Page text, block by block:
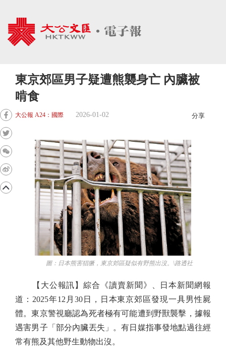
東京郊區男子疑遭熊襲身亡 內臟被
啃食
大公報 A24：國際 2026-01-02 分享
圖：日本熊害猖獗，東京郊區疑似有野熊出沒。\路透社
【大公報訊】綜合《讀賣新聞》、日本新聞網報
道：2025年12月30日，日本東京郊區發現一具男性屍
體。東京警視廳認為死者極有可能遭到野獸襲擊，據報
遇害男子「部分內臟丟失」。有日媒指事發地點過往經
常有熊及其他野生動物出沒。